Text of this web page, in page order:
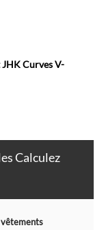
Curves V-
Calculez